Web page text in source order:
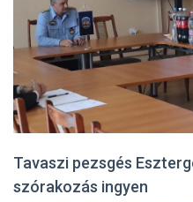
Tavaszi pezsgés
szórakozás ingyen